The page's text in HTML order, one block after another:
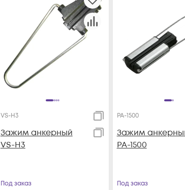
VS-H3
Зажим анкерный
VS-H3
Под заказ
PA-1500
Зажим
PA-1500
Под заказ